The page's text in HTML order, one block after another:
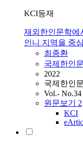
KCI등재
재외한인문학
인니 지역을 중
최종환
국제한인
2022
국제한인
Vol.- No.34
원문보기 2
KCI